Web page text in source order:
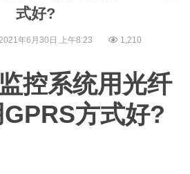
式好?
年6月30日 上午8:23 1,210
控系统用光纤
方式好?